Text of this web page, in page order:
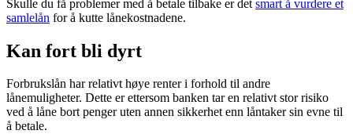
Skulle du få problemer med å betale tilbake er det smart å vurdere et
samlelån for å kutte lånekostnadene.
Kan fort bli dyrt
Forbrukslån har relativt høye renter i forhold til andre
lånemuligheter. Dette er ettersom banken tar en relativt stor risiko
ved å låne bort penger uten annen sikkerhet enn låntaker sin evne til
å betale.